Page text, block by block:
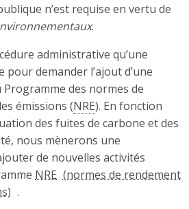
n’est requise en vertu de
.
administrative qu’une
demander l’ajout d’une
des normes de
émissions (NRE). En fonction
des fuites de carbone et des
nous mènerons une
de nouvelles activités
NRE
.